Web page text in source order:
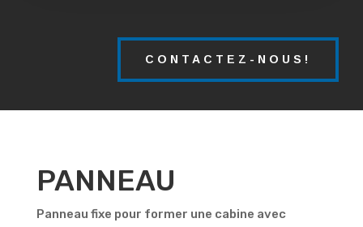
CONTACTEZ-NOUS!
PANNEAU
Panneau fixe pour former une cabine avec